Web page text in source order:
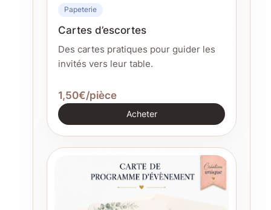
Papeterie
Cartes d’escortes
Des cartes pratiques pour guider les
invités vers leur table.
1,50€/pièce
Acheter